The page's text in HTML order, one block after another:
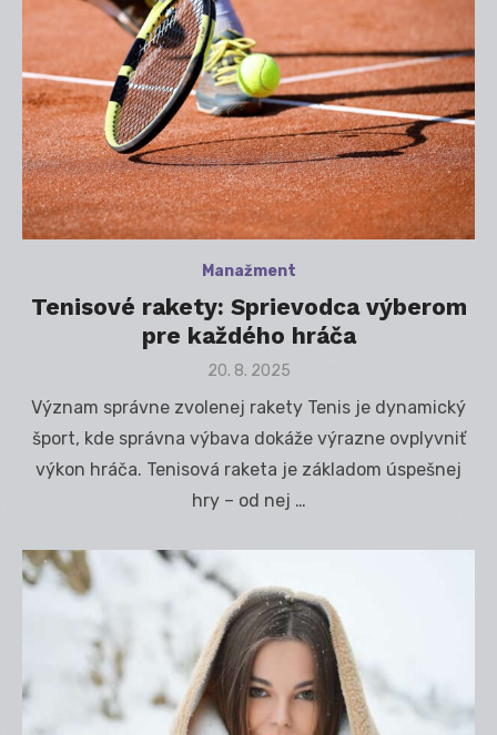
Manažment
Tenisové rakety: Sprievodca výberom
pre každého hráča
Posted
20. 8. 2025
Význam správne zvolenej rakety Tenis je dynamický
šport, kde správna výbava dokáže výrazne ovplyvniť
výkon hráča. Tenisová raketa je základom úspešnej
hry – od nej …